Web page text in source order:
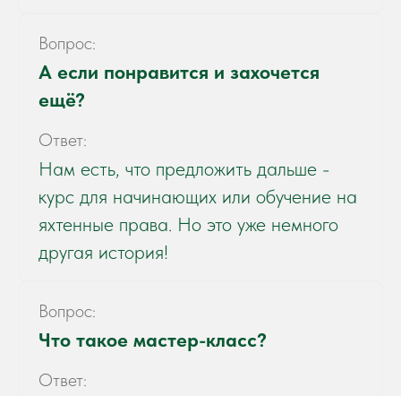
Вопрос:
А если понравится и захочется
ещё?
Ответ:
Нам есть, что предложить дальше -
курс для начинающих или обучение на
яхтенные права. Но это уже немного
другая история!
Вопрос:
Что такое мастер-класс?
Ответ: